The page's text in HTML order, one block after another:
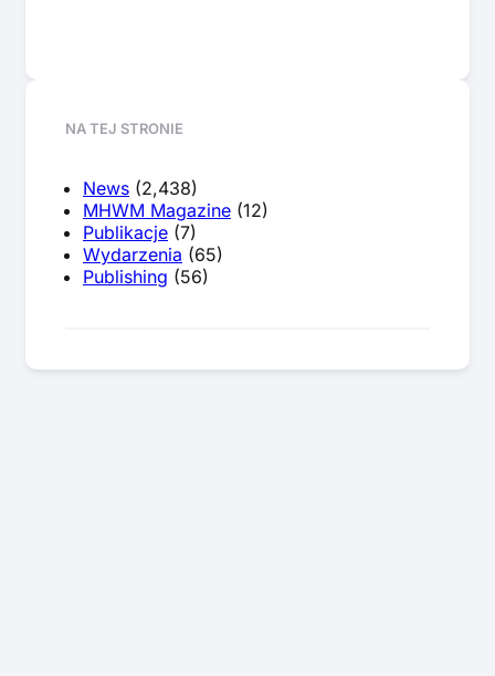
NA TEJ STRONIE
News (2,438)
MHWM Magazine (12)
Publikacje (7)
Wydarzenia (65)
Publishing (56)